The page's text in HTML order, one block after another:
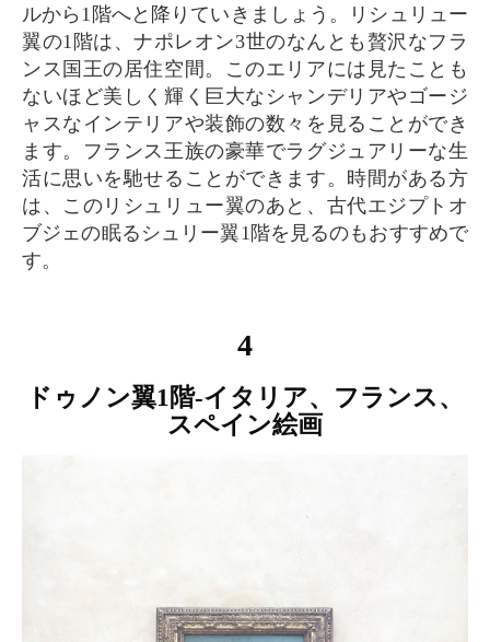
ルから1階へと降りていきましょう。リシュリュー
翼の1階は、ナポレオン3世のなんとも贅沢なフラ
ンス国王の居住空間。このエリアには見たことも
ないほど美しく輝く巨大なシャンデリアやゴージ
ャスなインテリアや装飾の数々を見ることができ
ます。フランス王族の豪華でラグジュアリーな生
活に思いを馳せることができます。時間がある方
は、このリシュリュー翼のあと、古代エジプトオ
ブジェの眠るシュリー翼1階を見るのもおすすめで
す。
4
ドゥノン翼1階-イタリア、フランス、
スペイン絵画